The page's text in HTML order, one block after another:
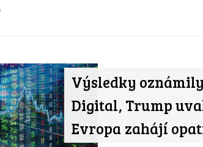
Výsledky oznámily
Digital, Trump
Evropa zahájí